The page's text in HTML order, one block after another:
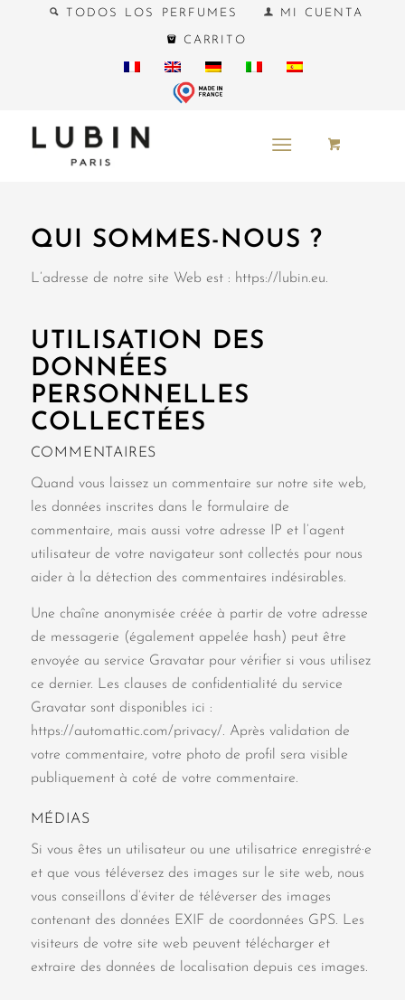
TODOS LOS PERFUMES MI CUENTA
CARRITO
QUI SOMMES-NOUS ?
L’adresse de notre site Web est : https://lubin.eu.
UTILISATION DES
DONNÉES
PERSONNELLES
COLLECTÉES
COMMENTAIRES
Quand vous laissez un commentaire sur notre site web,
les données inscrites dans le formulaire de
commentaire, mais aussi votre adresse IP et l’agent
utilisateur de votre navigateur sont collectés pour nous
aider à la détection des commentaires indésirables.
Une chaîne anonymisée créée à partir de votre adresse
de messagerie (également appelée hash) peut être
envoyée au service Gravatar pour vérifier si vous utilisez
ce dernier. Les clauses de confidentialité du service
Gravatar sont disponibles ici :
https://automattic.com/privacy/. Après validation de
votre commentaire, votre photo de profil sera visible
publiquement à coté de votre commentaire.
MÉDIAS
Si vous êtes un utilisateur ou une utilisatrice enregistré·e
et que vous téléversez des images sur le site web, nous
vous conseillons d’éviter de téléverser des images
contenant des données EXIF de coordonnées GPS. Les
visiteurs de votre site web peuvent télécharger et
extraire des données de localisation depuis ces images.